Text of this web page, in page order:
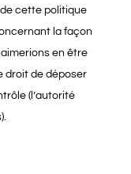
cette politique
la façon
en être
droit de déposer
(l’autorité